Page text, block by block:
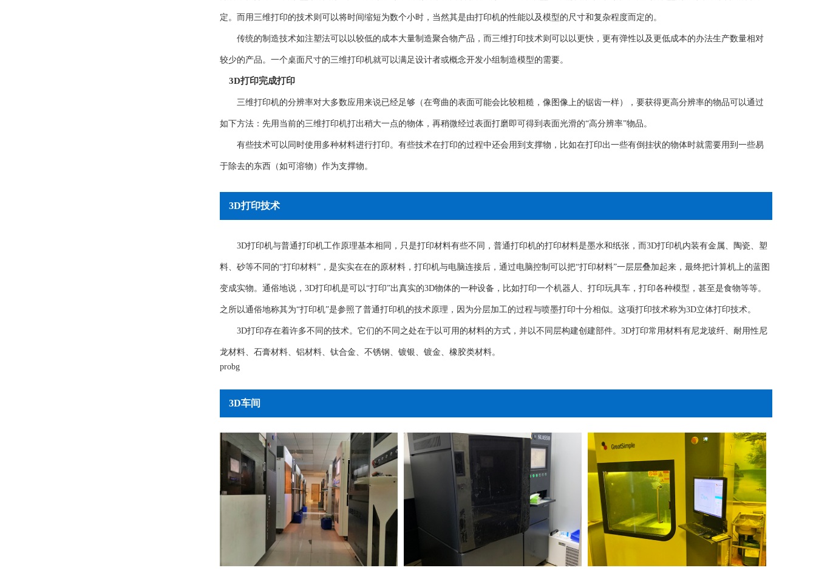
定。而用三维打印的技术则可以将时间缩短为数个小时，当然其是由打印机的性能以及模型的尺寸和复杂程度而定的。
传统的制造技术如注塑法可以以较低的成本大量制造聚合物产品，而三维打印技术则可以以更快，更有弹性以及更低成本的办法生产数量相对
较少的产品。一个桌面尺寸的三维打印机就可以满足设计者或概念开发小组制造模型的需要。
3D打印完成打印
三维打印机的分辨率对大多数应用来说已经足够（在弯曲的表面可能会比较粗糙，像图像上的锯齿一样），要获得更高分辨率的物品可以通过
如下方法：先用当前的三维打印机打出稍大一点的物体，再稍微经过表面打磨即可得到表面光滑的“高分辨率”物品。
有些技术可以同时使用多种材料进行打印。有些技术在打印的过程中还会用到支撑物，比如在打印出一些有倒挂状的物体时就需要用到一些易
于除去的东西（如可溶物）作为支撑物。
3D打印技术
3D打印机与普通打印机工作原理基本相同，只是打印材料有些不同，普通打印机的打印材料是墨水和纸张，而3D打印机内装有金属、陶瓷、塑
料、砂等不同的“打印材料”，是实实在在的原材料，打印机与电脑连接后，通过电脑控制可以把“打印材料”一层层叠加起来，最终把计算机上的蓝图
变成实物。通俗地说，3D打印机是可以“打印”出真实的3D物体的一种设备，比如打印一个机器人、打印玩具车，打印各种模型，甚至是食物等等。
之所以通俗地称其为“打印机”是参照了普通打印机的技术原理，因为分层加工的过程与喷墨打印十分相似。这项打印技术称为3D立体打印技术。
3D打印存在着许多不同的技术。它们的不同之处在于以可用的材料的方式，并以不同层构建创建部件。3D打印常用材料有尼龙玻纤、耐用性尼
龙材料、石膏材料、铝材料、钛合金、不锈钢、镀银、镀金、橡胶类材料。
probg
3D车间